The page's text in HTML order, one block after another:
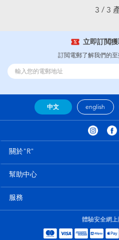
3 / 3
立即訂閲
訂閲電郵了解我們的
中文 english
關於"R"
幫助中心
服務
體驗安全網